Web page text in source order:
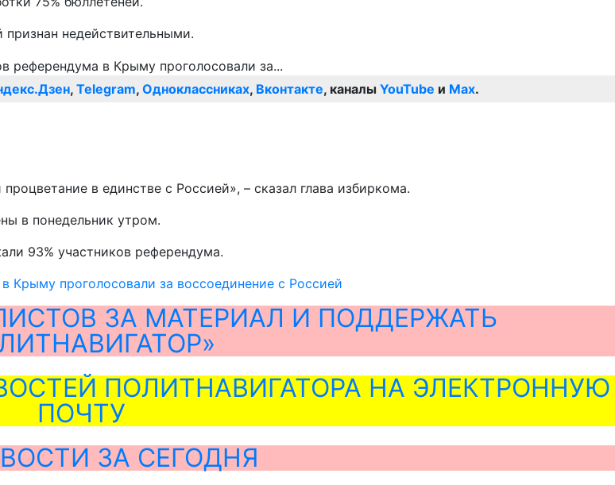
признан недействительными.
, Telegram, Одноклассниках, Вконтакте, каналы YouTube и Max.
в единстве с Россией», – сказал глава избиркома.
в понедельник утром.
93% участников референдума.
Крыму проголосовали за воссоединение с Россией
ЗА МАТЕРИАЛ И ПОДДЕРЖАТЬ
ПОЛИТНАВИГАТОРА НА ЭЛЕКТРОННУЮ
ПОЧТУ
ЗА СЕГОДНЯ